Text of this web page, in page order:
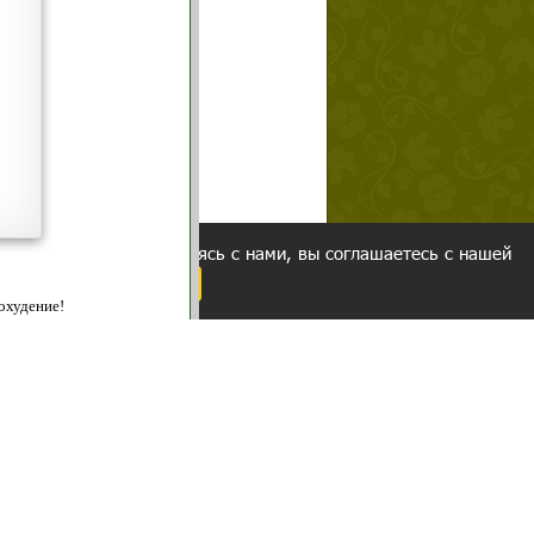
cookies. Оставаясь с нами, вы соглашаетесь с нашей